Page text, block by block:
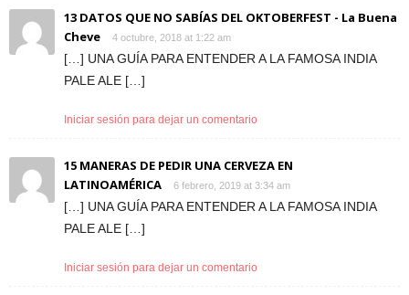
13 DATOS QUE NO SABÍAS DEL OKTOBERFEST - La Buena
Cheve
4 octubre, 2018 at 1:22 am
[…] UNA GUÍA PARA ENTENDER A LA FAMOSA INDIA
PALE ALE […]
Iniciar sesión para dejar un comentario
15 MANERAS DE PEDIR UNA CERVEZA EN
LATINOAMÉRICA
6 febrero, 2019 at 3:34 am
[…] UNA GUÍA PARA ENTENDER A LA FAMOSA INDIA
PALE ALE […]
Iniciar sesión para dejar un comentario